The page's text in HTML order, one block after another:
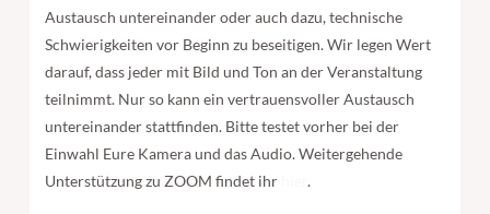
Austausch untereinander oder auch dazu, technische
Schwierigkeiten vor Beginn zu beseitigen. Wir legen Wert
darauf, dass jeder mit Bild und Ton an der Veranstaltung
teilnimmt. Nur so kann ein vertrauensvoller Austausch
untereinander stattfinden. Bitte testet vorher bei der
Einwahl Eure Kamera und das Audio. Weitergehende
Unterstützung zu ZOOM findet ihr
hier.